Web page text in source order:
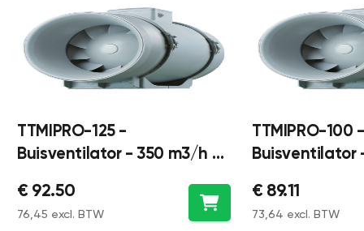
TTMIPRO-125 -
Buisventilator - 350 m3/h -
€ 92.50
76,45 excl. BTW
TTMIPRO-100 -
Buisventilator
€ 89.11
73,64 excl. BTW